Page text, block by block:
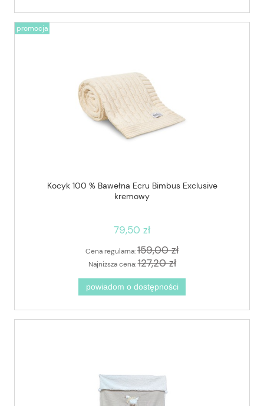
Kocyk 100 % Bawełna Ecru Bimbus Exclusive
kremowy
79,50 zł
Cena regularna:159,00 zł
Najniższa cena:127,20 zł
powiadom o dostępności
promocja